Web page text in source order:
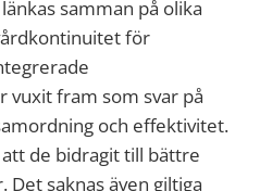
samman på olika
för
vuxit fram som svar på
och effektivitet.
de bidragit till bättre
Det saknas även giltiga